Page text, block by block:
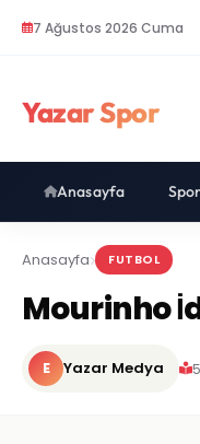
7 Ağustos 2026 Cuma
Yazar Spor
Anasayfa Spor
Anasayfa FUTBOL
Mourinho
E Yazar Medya